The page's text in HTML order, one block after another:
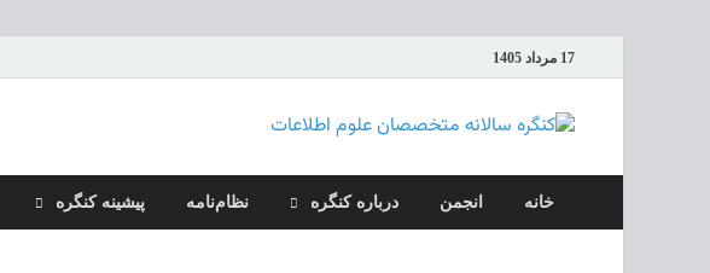
17 مرداد 1405
خانه انجمن درباره کنگره نظام‌نامه پیشینه کنگره